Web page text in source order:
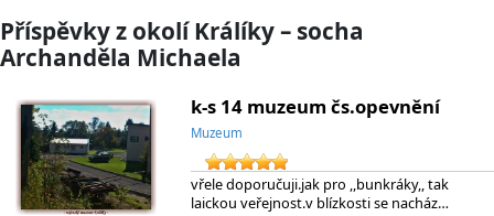
Příspěvky z okolí Králíky – socha
Archanděla Michaela
k-s 14 muzeum čs.opevnění
Muzeum
vřele doporučuji.jak pro ,,bunkráky,, tak
laickou veřejnost.v blízkosti se nacház…